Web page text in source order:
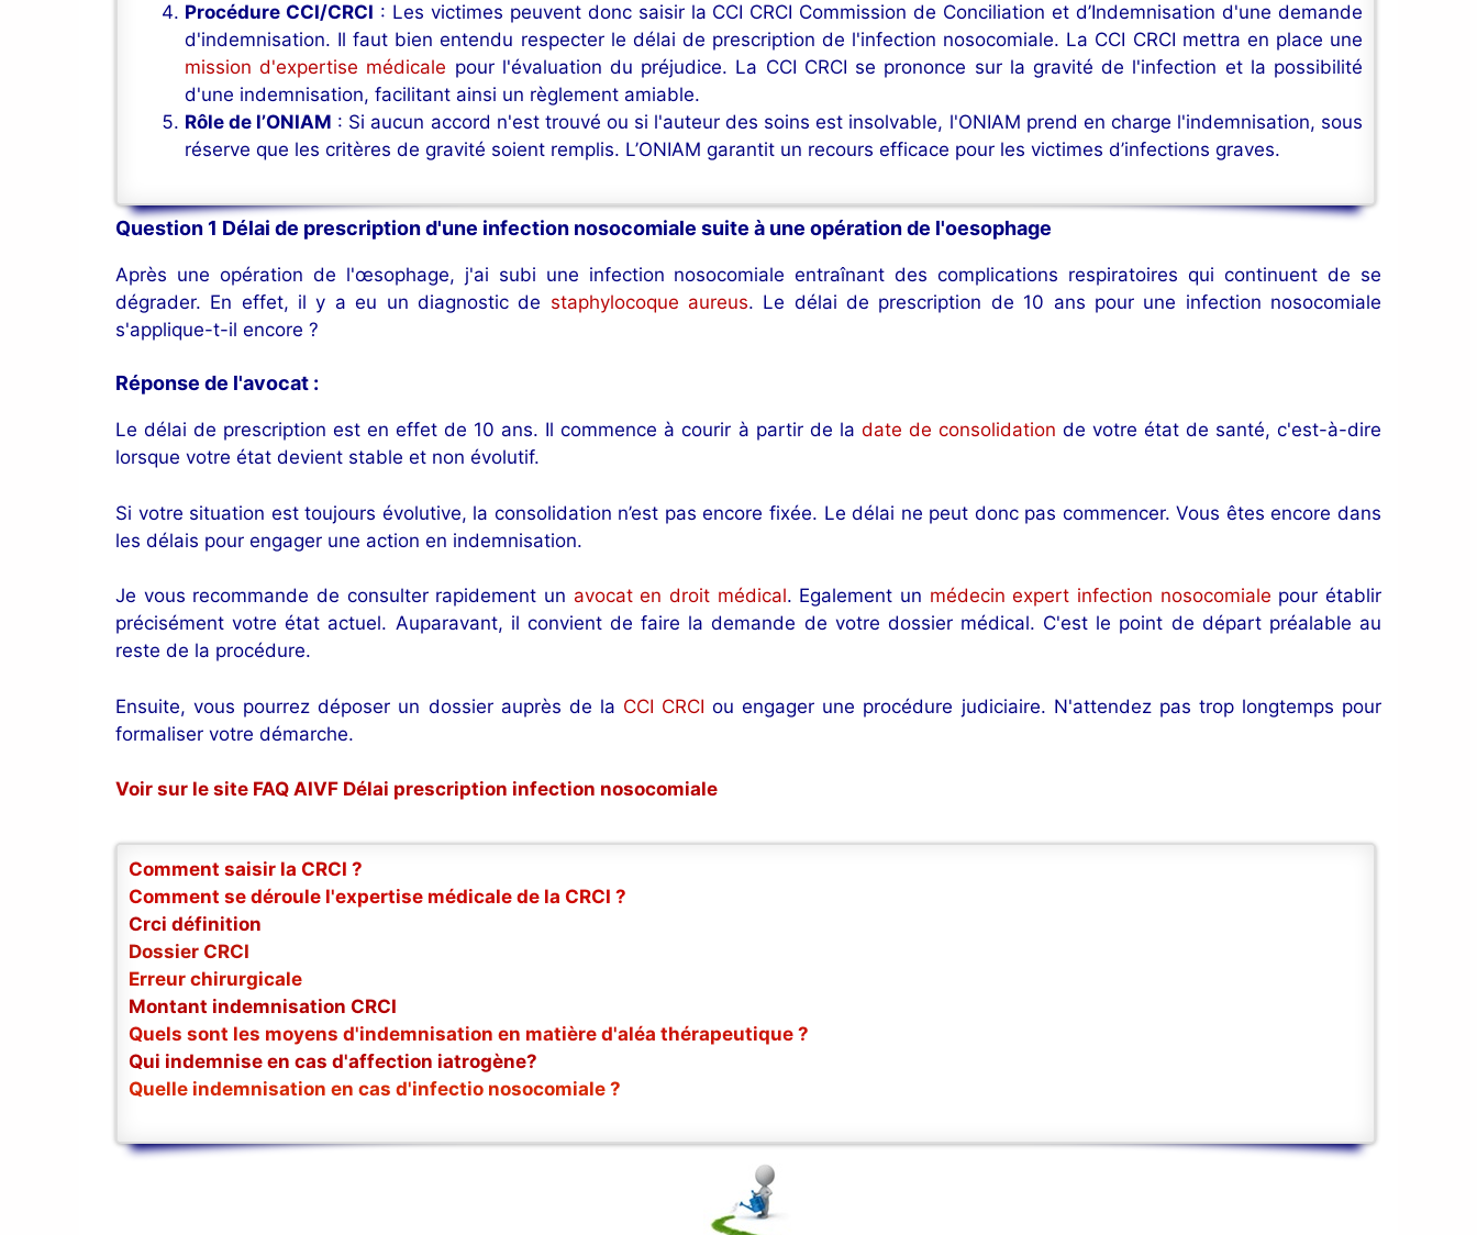
Procédure CCI/CRCI : Les victimes peuvent donc saisir la CCI CRCI Commission de Conciliation et d’Indemnisation d'une demande
d'indemnisation. Il faut bien entendu respecter le délai de prescription de l'infection nosocomiale. La CCI CRCI mettra en place une
mission d'expertise médicale pour l'évaluation du préjudice. La CCI CRCI se prononce sur la gravité de l'infection et la possibilité
d'une indemnisation, facilitant ainsi un règlement amiable.
Rôle de l’ONIAM : Si aucun accord n'est trouvé ou si l'auteur des soins est insolvable, l'ONIAM prend en charge l'indemnisation, sous
réserve que les critères de gravité soient remplis. L’ONIAM garantit un recours efficace pour les victimes d’infections graves.
Question 1 Délai de prescription d'une infection nosocomiale suite à une opération de l'oesophage
Après une opération de l'œsophage, j'ai subi une infection nosocomiale entraînant des complications respiratoires qui continuent de se
dégrader. En effet, il y a eu un diagnostic de staphylocoque aureus. Le délai de prescription de 10 ans pour une infection nosocomiale
s'applique-t-il encore ?
Réponse de l'avocat :
Le délai de prescription est en effet de 10 ans. Il commence à courir à partir de la date de consolidation de votre état de santé, c'est-à-dire
lorsque votre état devient stable et non évolutif.
Si votre situation est toujours évolutive, la consolidation n’est pas encore fixée. Le délai ne peut donc pas commencer. Vous êtes encore dans
les délais pour engager une action en indemnisation.
Je vous recommande de consulter rapidement un avocat en droit médical. Egalement un médecin expert infection nosocomiale pour établir
précisément votre état actuel. Auparavant, il convient de faire la demande de votre dossier médical. C'est le point de départ préalable au
reste de la procédure.
Ensuite, vous pourrez déposer un dossier auprès de la CCI CRCI ou engager une procédure judiciaire. N'attendez pas trop longtemps pour
formaliser votre démarche.
Voir sur le site FAQ AIVF Délai prescription infection nosocomiale
Comment saisir la CRCI ?
Comment se déroule l'expertise médicale de la CRCI ?
Crci définition
Dossier CRCI
Erreur chirurgicale
Montant indemnisation CRCI
Quels sont les moyens d'indemnisation en matière d'aléa thérapeutique ?
Qui indemnise en cas d'affection iatrogène?
Quelle indemnisation en cas d'infectio nosocomiale ?